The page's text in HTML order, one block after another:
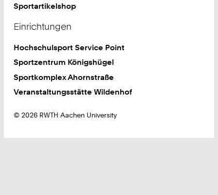
Sportartikelshop
Einrichtungen
Hochschulsport Service Point
Sportzentrum Königshügel
Sportkomplex Ahornstraße
Veranstaltungsstätte Wildenhof
© 2026 RWTH Aachen University